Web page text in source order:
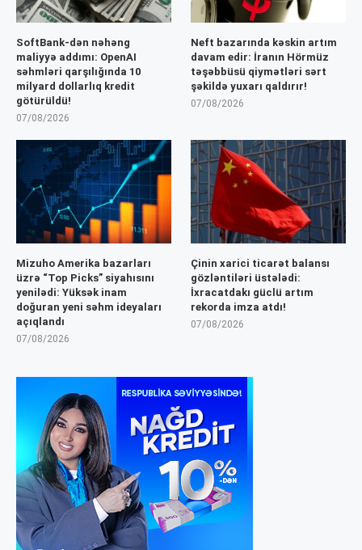
SoftBank-dən nəhəng
maliyyə addımı: OpenAI
səhmləri qarşılığında 10
milyard dollarlıq kredit
götürüldü!
07/08/2026
Neft bazarında kəskin artım
davam edir: İranın Hörmüz
təşəbbüsü qiymətləri sərt
şəkildə yuxarı qaldırır!
07/08/2026
Mizuho Amerika bazarları
üzrə “Top Picks” siyahısını
yenilədi: Yüksək inam
doğuran yeni səhm ideyaları
açıqlandı
07/08/2026
Çinin xarici ticarət balansı
gözləntiləri üstələdi:
İxracatdakı güclü artım
rekorda imza atdı!
07/08/2026